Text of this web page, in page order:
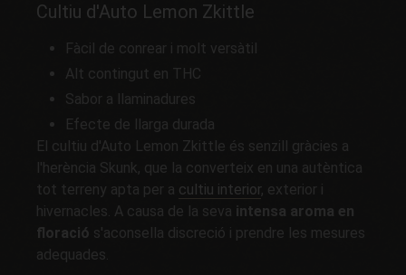
Cultiu d'Auto Lemon Zkittle
Fàcil de conrear i molt versàtil
Alt contingut en THC
Sabor a llaminadures
Efecte de llarga durada
El cultiu d'Auto Lemon Zkittle és senzill gràcies a
l'herència Skunk, que la converteix en una autèntica
tot terreny apta per a cultiu interior, exterior i
hivernacles. A causa de la seva intensa aroma en
floració s'aconsella discreció i prendre les mesures
adequades.